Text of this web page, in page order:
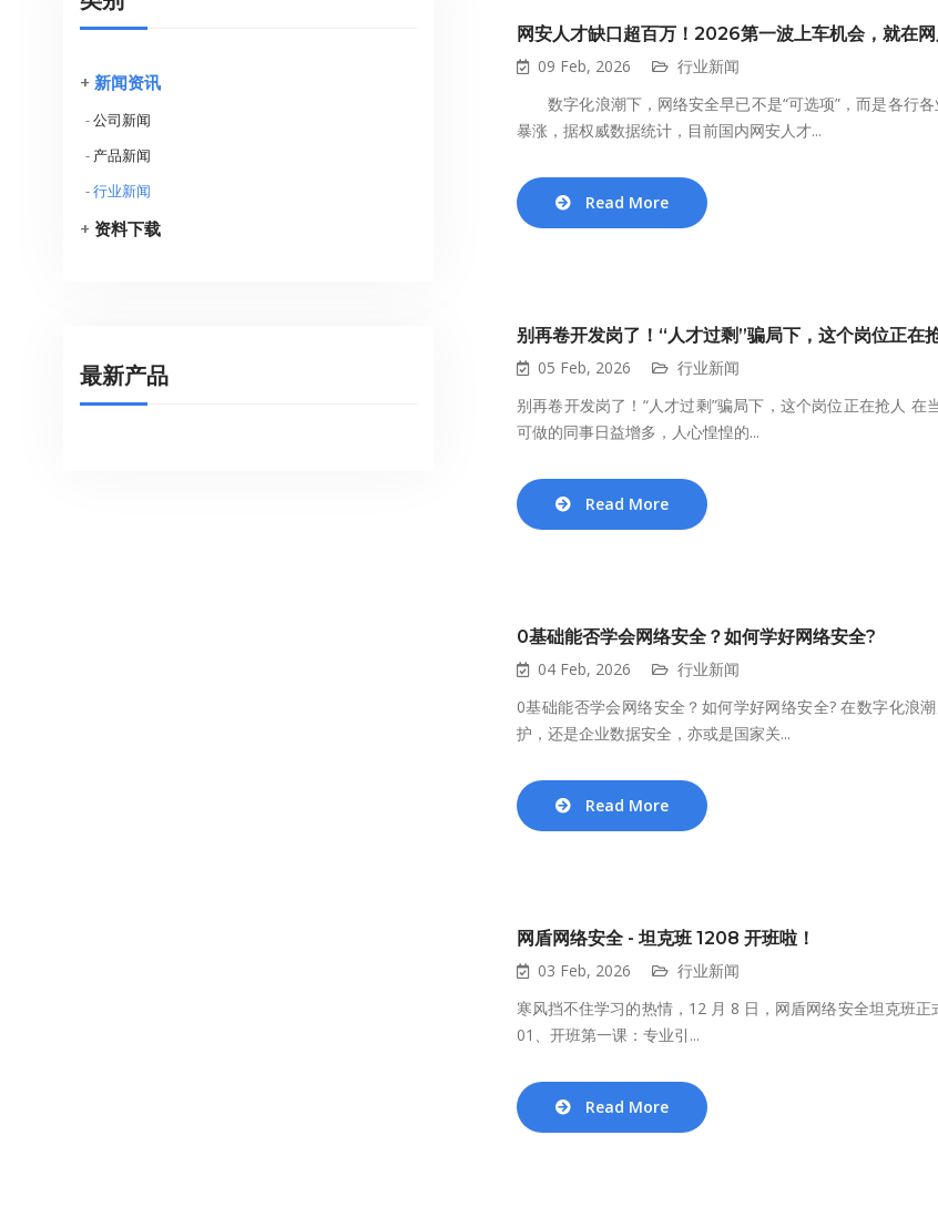
网安人才缺口超百万！2026第一波上车机会，就在
09 Feb, 2026
行业新闻
数字化浪潮下，网络安全早已不是“可选项”，而是各行各
暴涨，据权威数据统计，目前国内网安人才...
Read More
别再卷开发岗了！“人才过剩”骗局下，这个岗位正在
05 Feb, 2026
行业新闻
别再卷开发岗了！“人才过剩”骗局下，这个岗位正在抢人
可做的同事日益增多，人心惶惶的...
Read More
0基础能否学会网络安全？如何学好网络安全?
04 Feb, 2026
行业新闻
0基础能否学会网络安全？如何学好网络安全? 在数字化浪
护，还是企业数据安全，亦或是国家关...
Read More
网盾网络安全 - 坦克班 1208 开班啦！
03 Feb, 2026
行业新闻
寒风挡不住学习的热情，12 月 8 日，网盾网络安全坦克班
01、开班第一课：专业引...
Read More
+ 新闻资讯
-公司新闻
- 产品新闻
-行业新闻
+ 资料下载
最新产品